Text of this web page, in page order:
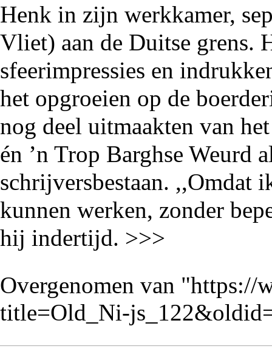
Henk in zijn werkkamer,
Vliet) aan de Duitse grens.
sfeerimpressies en
het opgroeien op de
nog deel uitmaakten van
én ’n Trop Barghse Weurd
schrijversbestaan. ,,Omdat
kunnen werken, zonder
hij indertijd. >>>
Overgenomen van "https://
title=Old_Ni-